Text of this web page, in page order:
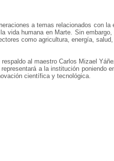
a temas relacionados con
vida humana en Marte. Sin
como agricultura, energía,
al maestro Carlos Mizael
a la institución poniendo
científica y tecnológica.